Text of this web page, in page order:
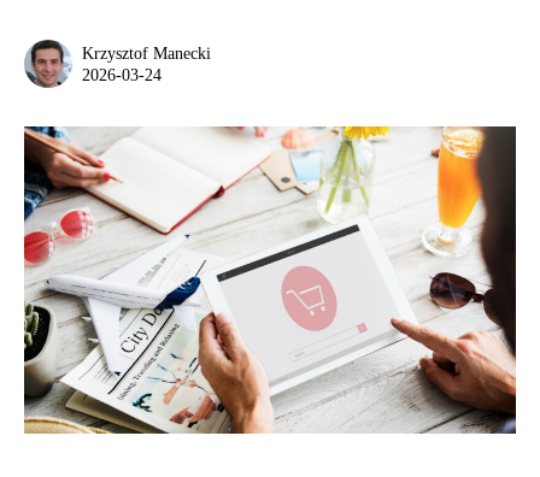
Krzysztof Manecki
2026-03-24